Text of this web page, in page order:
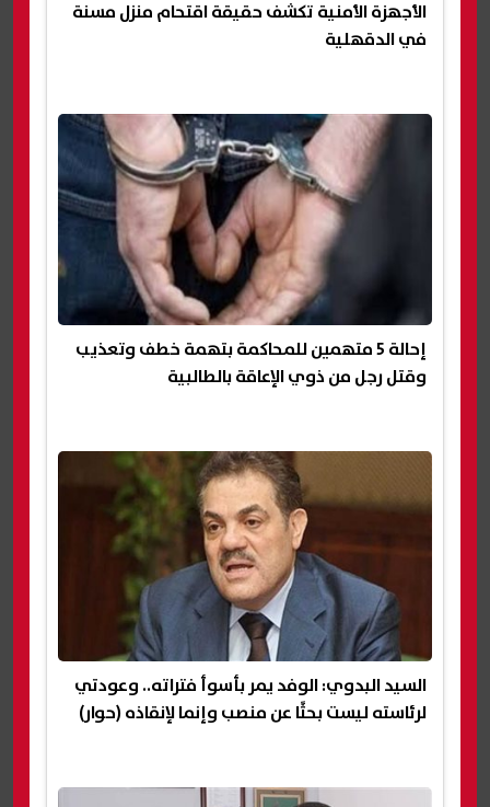
الأجهزة الأمنية تكشف حقيقة اقتحام منزل مسنة
في الدقهلية
إحالة 5 متهمين للمحاكمة بتهمة خطف وتعذيب
وقتل رجل من ذوي الإعاقة بالطالبية
السيد البدوي: الوفد يمر بأسوأ فتراته.. وعودتي
لرئاسته ليست بحثًا عن منصب وإنما لإنقاذه (حوار)